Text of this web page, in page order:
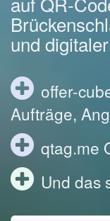
und
offer-
Aufträge,
qtag.me
Und das